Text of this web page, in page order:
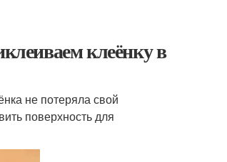
клеёнку в
не потеряла свой
поверхность для